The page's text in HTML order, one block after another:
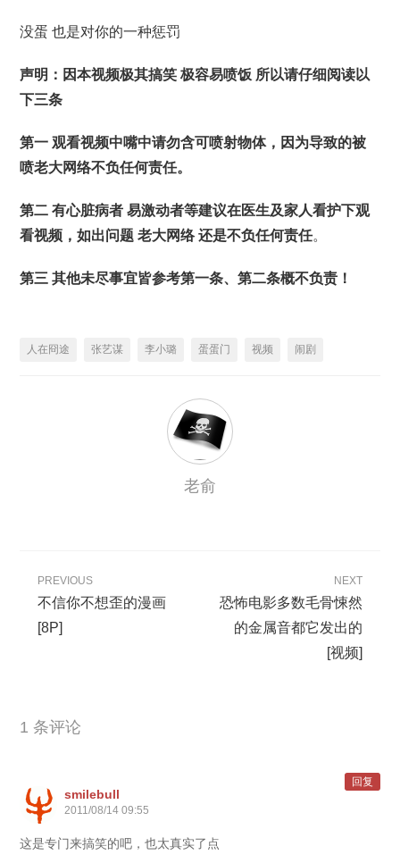
没蛋 也是对你的一种惩罚
声明：因本视频极其搞笑 极容易喷饭 所以请仔细阅读以
下三条
第一 观看视频中嘴中请勿含可喷射物体，因为导致的被
喷老大网络不负任何责任。
第二 有心脏病者 易激动者等建议在医生及家人看护下观
看视频，如出问题 老大网络 还是不负任何责任。
第三 其他未尽事宜皆参考第一条、第二条概不负责！
人在冏途 张艺谋 李小璐 蛋蛋门 视频 闹剧
老俞
PREVIOUS
不信你不想歪的漫画
[8P]
NEXT
恐怖电影多数毛骨悚然
的金属音都它发出的
[视频]
1 条评论
smilebull
2011/08/14 09:55
这是专门来搞笑的吧，也太真实了点
回复